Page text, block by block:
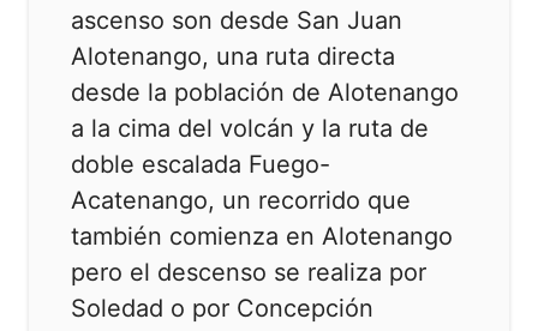
ascenso son desde San Juan
Alotenango, una ruta directa
desde la población de Alotenango
a la cima del volcán y la ruta de
doble escalada Fuego-
Acatenango, un recorrido que
también comienza en Alotenango
pero el descenso se realiza por
Soledad o por Concepción